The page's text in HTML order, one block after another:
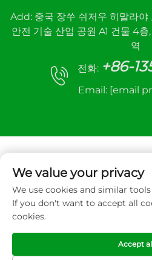
Add: 중국 장쑤 쉬저우 히말라야
안전 기술 산업 공원 A1 건물 4
역
전화: +86-
Email: [email
저작권 © 2025 Xuzhou
equipment Co.,LTD.
We value your privacy
We use cookies and similar
If you don't want to accept all
cookies.
Accept